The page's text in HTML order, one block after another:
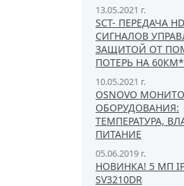
13.05.2021 г.
SCT- ПЕРЕДАЧА
СИГНАЛОВ
ЗАЩИТОЙ ОТ
ПОТЕРЬ НА
10.05.2021 г.
OSNOVO
ОБОРУДОВАНИЯ:
ТЕМПЕРАТУРА,
ПИТАНИЕ
05.06.2019 г.
НОВИНКА! 5 МП
SV3210DR